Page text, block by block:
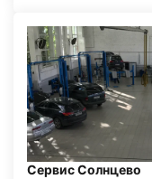
Сервис Солнцево